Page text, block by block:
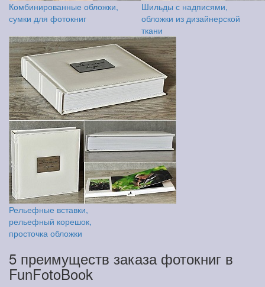
Комбинированные обложки,
сумки для фотокниг
Шильды с надписями,
обложки из дизайнерской
ткани
Рельефные вставки,
рельефный корешок,
просточка обложки
5 преимуществ заказа фотокниг в
FunFotoBook